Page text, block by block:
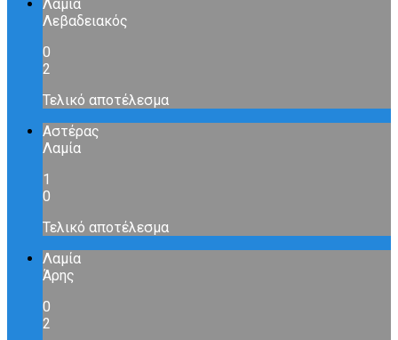
Λαμία
Λεβαδειακός
0
2
Τελικό αποτέλεσμα
Αστέρας
Λαμία
1
0
Τελικό αποτέλεσμα
Λαμία
Άρης
0
2